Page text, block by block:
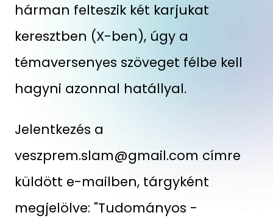
hárman felteszik két karjukat
keresztben (X-ben), úgy a
témaversenyes szöveget félbe kell
hagyni azonnal hatállyal.
Jelentkezés a
veszprem.slam@gmail.com címre
küldött e-mailben, tárgyként
megjelölve: "Tudományos -